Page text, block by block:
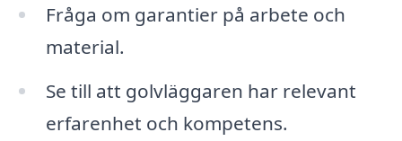
Fråga om garantier på arbete och
material.
Se till att golvläggaren har relevant
erfarenhet och kompetens.